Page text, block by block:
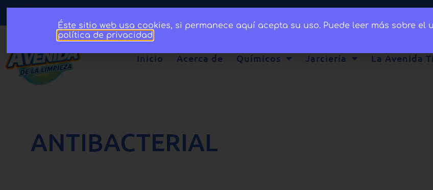
Inicio Acerca de Químicos Jarciería La Avenida
ANTIBACTERIAL
Éste sitio web usa cookies, si permanece aquí acepta su uso. Puede leer más sobre el
política de privacidad